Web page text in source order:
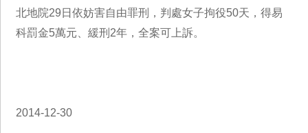
北地院29日依妨害自由罪刑，判處女子拘役50天，得易
科罰金5萬元、緩刑2年，全案可上訴。
2014-12-30